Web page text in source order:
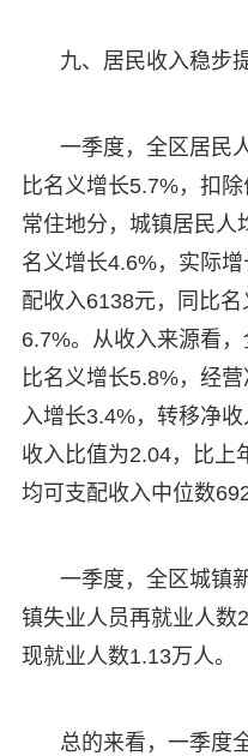
九、居民收入稳步
一季度，全区居民
比名义增长5.7%，扣
常住地分，城镇居民人
名义增长4.6%，实际
配收入6138元，同比
6.7%。从收入来源看
比名义增长5.8%，经
入增长3.4%，转移净
收入比值为2.04，比上
均可支配收入中位数
一季度，全区城镇
镇失业人员再就业人数
现就业人数1.13万人。
总的来看，一季度